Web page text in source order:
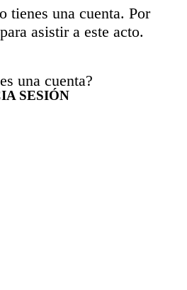
tienes una cuenta. Por
asistir a este acto.
una cuenta?
SESIÓN